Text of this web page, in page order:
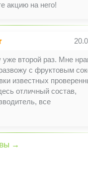
акцию на него!
уже второй раз. Мне
с фруктовым
известных
отличный состав,
все
→